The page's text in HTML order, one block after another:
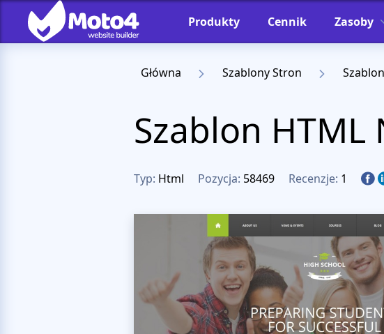
Produkty Cennik Zasoby
Główna Szablony Stron
Szablon HTML
Typ: Html Pozycja: 58469 Recenzje: 1